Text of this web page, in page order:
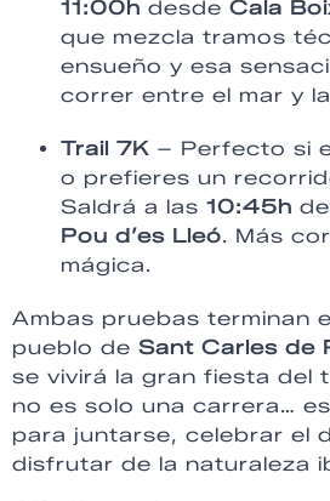
11:00h desde Cala
que mezcla tramos
ensueño y esa
correr entre el mar y
Trail 7K – Perfecto si
o prefieres un
Saldrá a las 10:45h
Pou d’es Lleó. Más
mágica.
Ambas pruebas terminan
pueblo de Sant Carles de
se vivirá la gran fiesta del
no es solo una carrera…
para juntarse, celebrar el
disfrutar de la naturaleza